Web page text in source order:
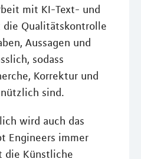
mit KI-Text- und
die Qualitätskontrolle
Aussagen und
sodass
Korrektur und
sind.
wird auch das
Engineers immer
die Künstliche